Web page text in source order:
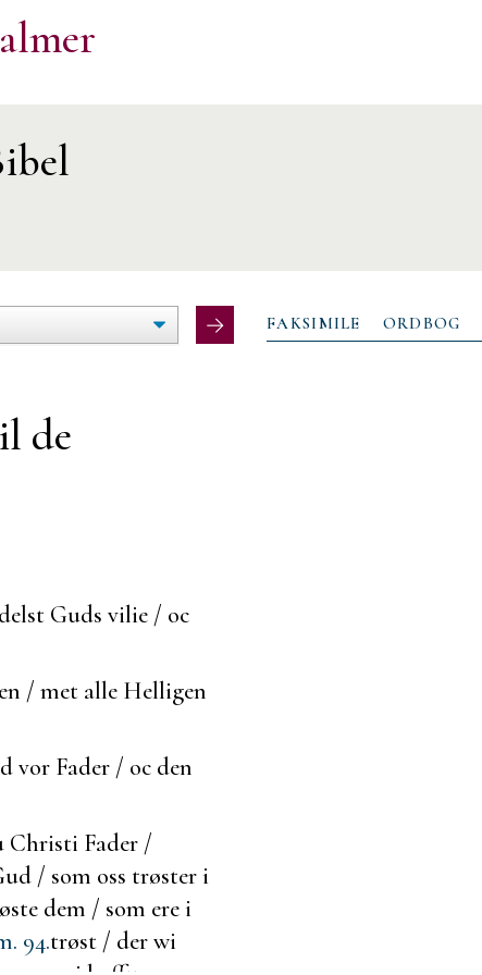
FORMINDSK
de
Guds vilie / oc
/ met alle Helligen
vor Fader / oc den
Christi Fader /
/ som oss trøster i
dem / som ere i
94.trøst / der wi
FAKSIMILE ORDBOG